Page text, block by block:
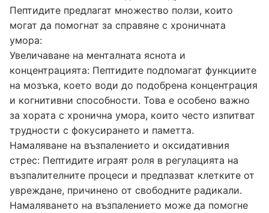
Пептидите предлагат множество ползи, които
могат да помогнат за справяне с хроничната
умора:
Увеличаване на менталната яснота и
концентрацията: Пептидите подпомагат функциите
на мозъка, което води до подобрена концентрация
и когнитивни способности. Това е особено важно
за хората с хронична умора, които често изпитват
трудности с фокусирането и паметта.
Намаляване на възпалението и оксидативния
стрес: Пептидите играят роля в регулацията на
възпалителните процеси и предпазват клетките от
увреждане, причинено от свободните радикали.
Намаляването на възпалението може да помогне